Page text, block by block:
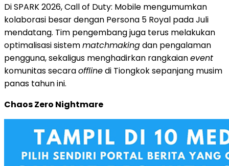
Di SPARK 2026, Call of Duty: Mobile mengumumkan
kolaborasi besar dengan Persona 5 Royal pada Juli
mendatang. Tim pengembang juga terus melakukan
optimalisasi sistemmatchmakingdan pengalaman
pengguna, sekaligus menghadirkan rangkaianevent
komunitas secaraofflinedi Tiongkok sepanjang musim
panas tahun ini.
Chaos Zero Nightmare